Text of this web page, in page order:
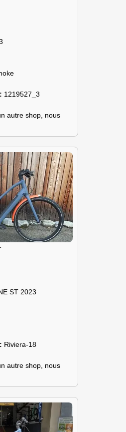
1219527_3
autre shop, nous
ST 2023
Riviera-18
autre shop, nous